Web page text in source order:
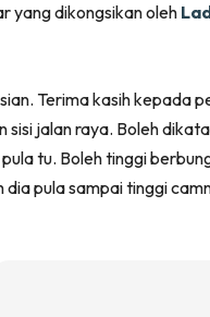
Dapur
Menarik Lagi
Casa Impiana
Impiana
Makeover
yang dikongsikan oleh
Terima kasih kepada
jalan raya. Boleh
tu. Boleh tinggi
dia pula sampai tinggi